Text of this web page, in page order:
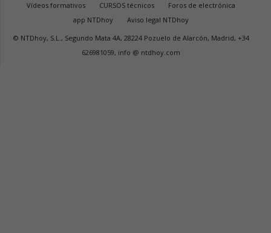
Vídeos formativos
CURSOS técnicos
Foros de electrónica
app NTDhoy
Aviso legal NTDhoy
© NTDhoy, S.L., Segundo Mata 4A, 28224 Pozuelo de Alarcón, Madrid, +34
626981059, info @ ntdhoy.com